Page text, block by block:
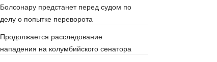
Болсонару предстанет перед судом по
делу о попытке переворота
Продолжается расследование
нападения на колумбийского сенатора